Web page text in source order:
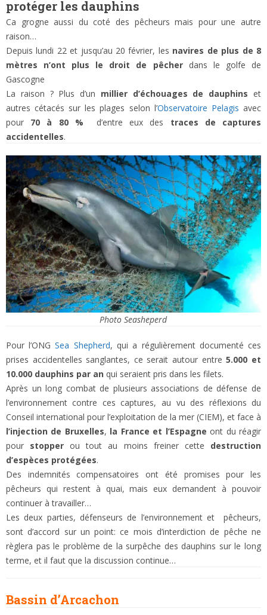
protéger les dauphins
Ca grogne aussi du coté des pêcheurs mais pour une autre
raison…
Depuis lundi 22 et jusqu’au 20 février, les navires de plus de 8
mètres n’ont plus le droit de pêcherdans le golfe de
Gascogne
La raison ? Plus d’un millier d’échouages de dauphins et
autres cétacés sur les plages selon l’Observatoire Pelagis avec
pour 70 à 80 % d’entre eux des traces de captures
accidentelles.
Photo Seasheperd
Pour l’ONGSea Shepherd, qui a régulièrement documenté ces
prises accidentelles sanglantes, ce serait autour entre5.000 et
10.000 dauphins par an qui seraient pris dans les filets.
Après un long combat de plusieurs associations de défense de
l’environnement contre ces captures, au vu des réflexions du
Conseil international pour l’exploitation de la mer (CIEM), et face à
l’injection de Bruxelles, la France et l’Espagne ont du réagir
pour stopper ou tout au moins freiner cette destruction
d’espèces protégées.
Des indemnités compensatoires ont été promises pour les
pêcheurs qui restent à quai, mais eux demandent à pouvoir
continuer à travailler…
Les deux parties, défenseurs de l’environnement et pêcheurs,
sont d’accord sur un point: ce mois d’interdiction de pêche ne
règlera pas le problème de la surpêche des dauphins sur le long
terme, et il faut que la discussion continue…
Bassin d’Arcachon